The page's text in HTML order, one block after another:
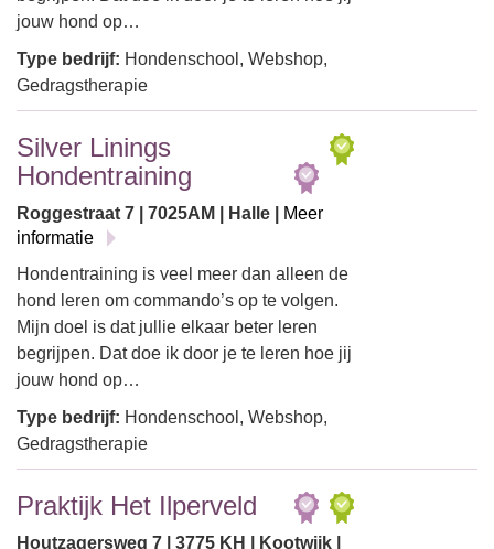
jouw hond op…
Type bedrijf: Hondenschool, Webshop,
Gedragstherapie
Silver Linings
Hondentraining
Roggestraat 7 | 7025AM | Halle |
Meer
informatie
Hondentraining is veel meer dan alleen de
hond leren om commando’s op te volgen.
Mijn doel is dat jullie elkaar beter leren
begrijpen. Dat doe ik door je te leren hoe jij
jouw hond op…
Type bedrijf: Hondenschool, Webshop,
Gedragstherapie
Praktijk Het Ilperveld
Houtzagersweg 7 | 3775 KH | Kootwijk |